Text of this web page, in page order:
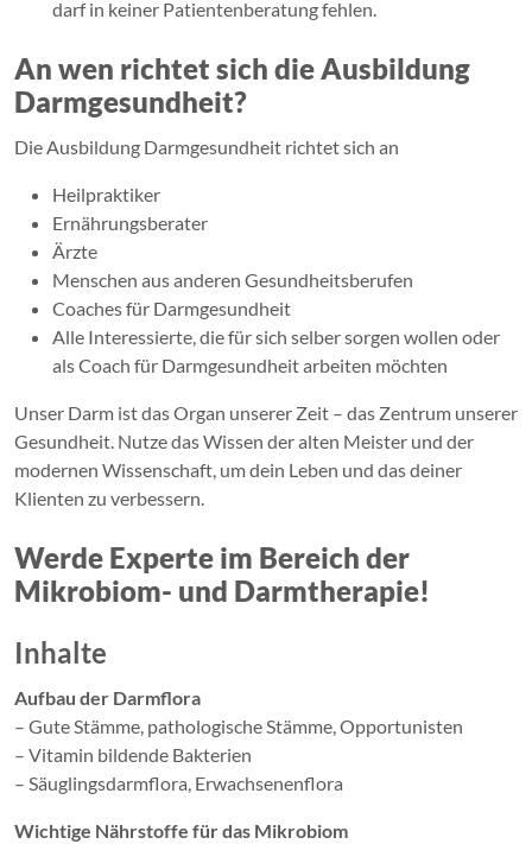
darf in keiner Patientenberatung fehlen.
An wen richtet sich die Ausbildung
Darmgesundheit?
Die Ausbildung Darmgesundheit richtet sich an
Heilpraktiker
Ernährungsberater
Ärzte
Menschen aus anderen Gesundheitsberufen
Coaches für Darmgesundheit
Alle Interessierte, die für sich selber sorgen wollen oder
als Coach für Darmgesundheit arbeiten möchten
Unser Darm ist das Organ unserer Zeit – das Zentrum unserer
Gesundheit. Nutze das Wissen der alten Meister und der
modernen Wissenschaft, um dein Leben und das deiner
Klienten zu verbessern.
Werde Experte im Bereich der
Mikrobiom- und Darmtherapie!
Inhalte
Aufbau der Darmflora
– Gute Stämme, pathologische Stämme, Opportunisten
– Vitamin bildende Bakterien
– Säuglingsdarmflora, Erwachsenenflora
Wichtige Nährstoffe für das Mikrobiom